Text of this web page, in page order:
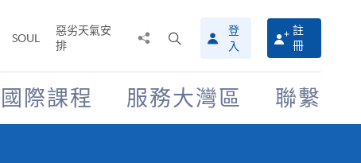
SOUL
惡劣天氣安
排
搜
尋
介
面
登
入
註
冊
國際課程 服務大灣區 聯繫